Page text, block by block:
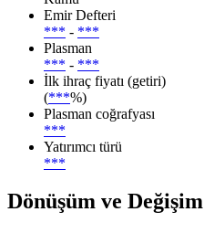
Emir Defteri
*** - ***
Plasman
*** - ***
İlk ihraç fiyatı (getiri)
(***%)
Plasman coğrafyası
***
Yatırımcı türü
***
Dönüşüm ve Değişim